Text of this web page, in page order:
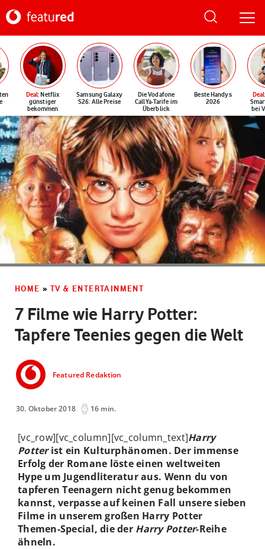
Deal: Netflix
günstiger
bekommen
Samsung Galaxy
S26: Alle Preise
Die Vodafone
CallYa-Tarife im
Überblick
Beste Handys
2026
Deal
bei
HOME » TV & ENTERTAINMENT
7 Filme wie Harry Potter:
Tapfere Teenies gegen die Welt
Featured Redaktion
30. Oktober 2018 16 min.
[vc_row][vc_column][vc_column_text]Harry
Potterist ein Kulturphänomen. Der immense
Erfolg der Romane löste einen weltweiten
Hype um Jugendliteratur aus. Wenn du von
tapferen Teenagern nicht genug bekommen
kannst, verpasse auf keinen Fall unsere sieben
Filme in unserem großen Harry Potter
Themen-Special, die der Harry Potter-Reihe
ähneln.